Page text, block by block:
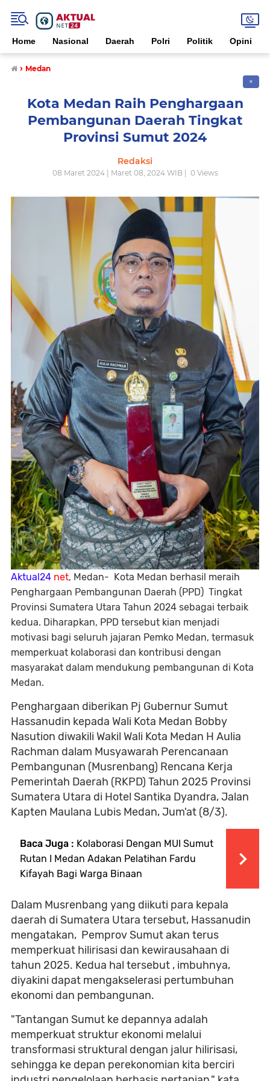
Home Nasional Daerah Polri Politik Opini
› Medan
✕
Kota Medan Raih Penghargaan
Pembangunan Daerah Tingkat
Provinsi Sumut 2024
Redaksi
08 Maret 2024 | Maret 08, 2024 WIB | 0Views
Aktual24 net, Medan- Kota Medan berhasil meraih
Penghargaan Pembangunan Daerah (PPD) Tingkat
Provinsi Sumatera Utara Tahun 2024 sebagai terbaik
kedua. Diharapkan, PPD tersebut kian menjadi
motivasi bagi seluruh jajaran Pemko Medan, termasuk
memperkuat kolaborasi dan kontribusi dengan
masyarakat dalam mendukung pembangunan di Kota
Medan.
Penghargaan diberikan Pj Gubernur Sumut
Hassanudin kepada Wali Kota Medan Bobby
Nasution diwakili Wakil Wali Kota Medan H Aulia
Rachman dalam Musyawarah Perencanaan
Pembangunan (Musrenbang) Rencana Kerja
Pemerintah Daerah (RKPD) Tahun 2025 Provinsi
Sumatera Utara di Hotel Santika Dyandra, Jalan
Kapten Maulana Lubis Medan, Jum'at (8/3).
Baca Juga : Kolaborasi Dengan MUI Sumut
Rutan I Medan Adakan Pelatihan Fardu
Kifayah Bagi Warga Binaan
Dalam Musrenbang yang diikuti para kepala
daerah di Sumatera Utara tersebut, Hassanudin
mengatakan, Pemprov Sumut akan terus
memperkuat hilirisasi dan kewirausahaan di
tahun 2025. Kedua hal tersebut , imbuhnya,
diyakini dapat mengakselerasi pertumbuhan
ekonomi dan pembangunan.
"Tantangan Sumut ke depannya adalah
memperkuat struktur ekonomi melalui
transformasi struktural dengan jalur hilirisasi,
sehingga ke depan perekonomian kita berciri